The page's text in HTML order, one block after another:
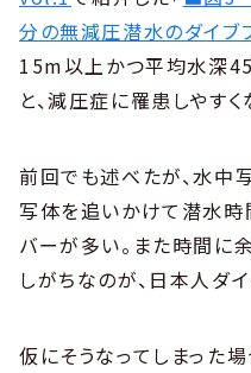
分の無減圧潜水のダイブ
15m以上かつ平均水深
と、減圧症に罹患しやす
前回でも述べたが、水中
写体を追いかけて潜水
バーが多い。また時間に
しがちなのが、日本人ダ
仮にそうなってしまった